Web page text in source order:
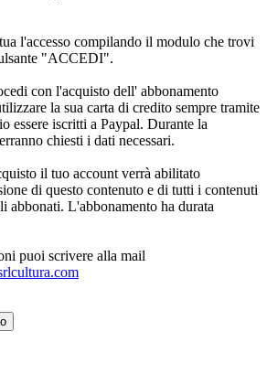
l'accesso compilando il modulo che trovi
"ACCEDI".
con l'acquisto dell' abbonamento
la sua carta di credito sempre tramite
essere iscritti a Paypal. Durante la
chiesti i dati necessari.
il tuo account verrà abilitato
di questo contenuto e di tutti i contenuti
abbonati. L'abbonamento ha durata
puoi scrivere alla mail